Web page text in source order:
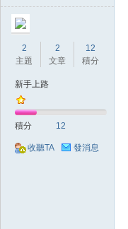
2
主題
2
文章
12
積分
新手上路
積分 12
收聽TA 發消息